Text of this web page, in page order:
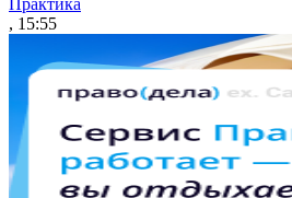
Практика
, 15:55